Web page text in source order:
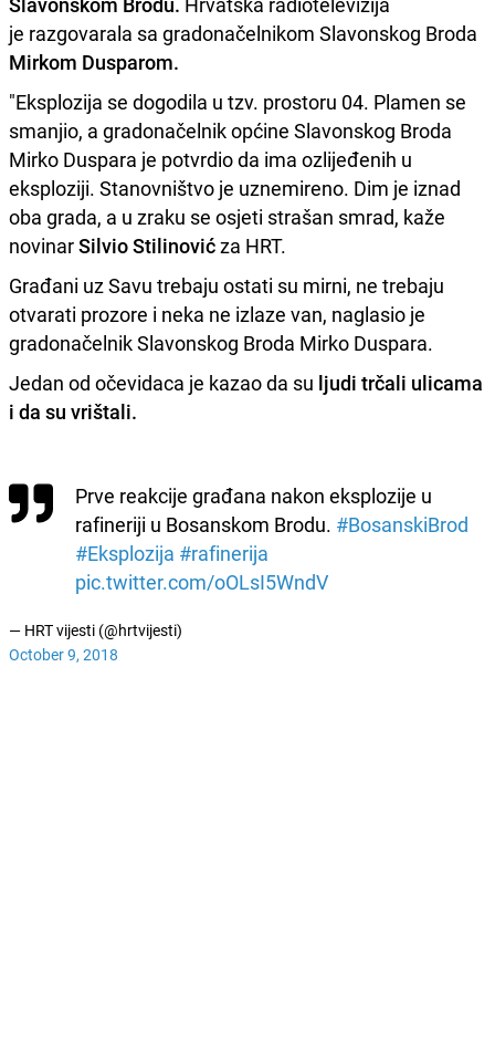
je razgovarala sa gradonačelnikom Slavonskog Broda
Mirkom Dusparom.
"Eksplozija se dogodila u tzv. prostoru 04. Plamen se
smanjio, a gradonačelnik općine Slavonskog Broda
Mirko Duspara je potvrdio da ima ozlijeđenih u
eksploziji. Stanovništvo je uznemireno. Dim je iznad
oba grada, a u zraku se osjeti strašan smrad, kaže
novinarSilvio Stilinovićza HRT.
Građani uz Savu trebaju ostati su mirni, ne trebaju
otvarati prozore i neka ne izlaze van, naglasio je
gradonačelnik Slavonskog Broda Mirko Duspara.
Jedan od očevidaca je kazao da su ljudi trčali ulicama
i da su vrištali.
Prve reakcije građana nakon eksplozije u
rafineriji u Bosanskom Brodu. #BosanskiBrod
#Eksplozija #rafinerija
pic.twitter.com/oOLsI5WndV
— HRT vijesti (@hrtvijesti)
October 9, 2018